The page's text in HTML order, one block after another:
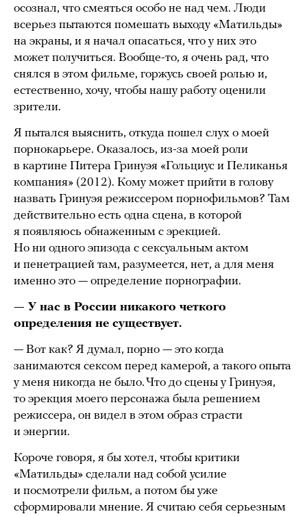
осознал, что смеяться особо не над чем. Люди
всерьез пытаются помешать выходу «Матильды»
на экраны, и я начал опасаться, что у них это
может получиться. Вообще-то, я очень рад, что
снялся в этом фильме, горжусь своей ролью и,
естественно, хочу, чтобы нашу работу оценили
зрители.
Я пытался выяснить, откуда пошел слух о моей
порнокарьере. Оказалось, из-за моей роли
в картине Питера Гринуэя «Гольциус и Пеликанья
компания» (2012). Кому может прийти в голову
назвать Гринуэя режиссером порнофильмов? Там
действительно есть одна сцена, в которой
я появляюсь обнаженным с эрекцией.
Но ни одного эпизода с сексуальным актом
и пенетрацией там, разумеется, нет, а для меня
именно это — определение порнографии.
— У нас в России никакого четкого
определения не существует.
— Вот как? Я думал, порно — это когда
занимаются сексом перед камерой, а такого опыта
у меня никогда не было. Что до сцены у Гринуэя,
то эрекция моего персонажа была решением
режиссера, он видел в этом образ страсти
и энергии.
Короче говоря, я бы хотел, чтобы критики
«Матильды» сделали над собой усилие
и посмотрели фильм, а потом бы уже
сформировали мнение. Я считаю себя серьезным